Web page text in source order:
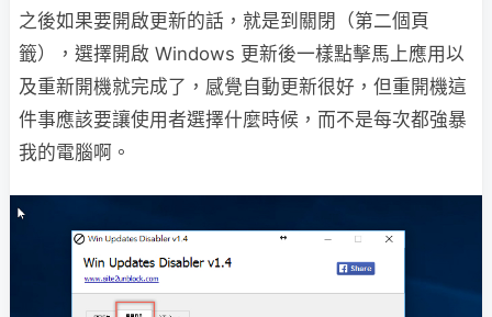
之後如果要開啟更新的話，就是到關閉（第二個頁
籤），選擇開啟 Windows 更新後一樣點擊馬上應用以
及重新開機就完成了，感覺自動更新很好，但重開機這
件事應該要讓使用者選擇什麼時候，而不是每次都強暴
我的電腦啊。